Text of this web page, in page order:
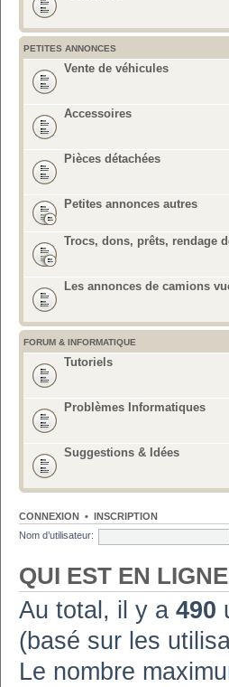
PETITES ANNONCES
Vente de véhicules
Accessoires
Pièces détachées
Petites annonces autres
Trocs, dons, prêts, rendage
Les annonces de camions
FORUM & INFORMATIQUE
Tutoriels
Problèmes Informatiques
Suggestions & Idées
CONNEXION • INSCRIPTION
Nom d’utilisateur:
QUI EST EN
Au total, il y a 490
(basé sur les
Le nombre